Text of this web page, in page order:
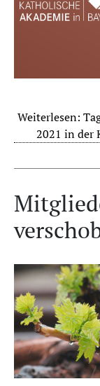
Weiterlesen:
2021 in der